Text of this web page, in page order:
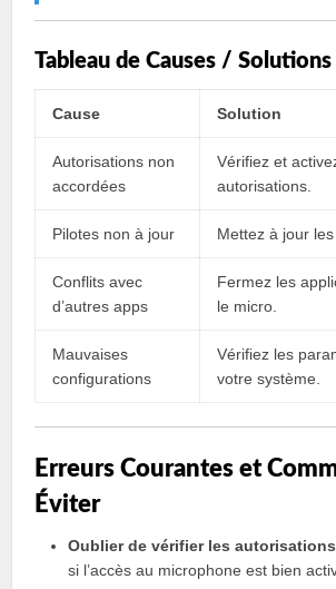
Tableau de Causes / Solutions
Cause Solution
Autorisations non
accordées
Vérifiez et
autorisations.
Pilotes non à jour Mettez à jour
Conflits avec
d’autres apps
Fermez les
le micro.
Mauvaises
configurations
Vérifiez les
votre système.
Erreurs Courantes et
Éviter
Oublier de vérifier les autorisations
si l’accès au microphone est bien